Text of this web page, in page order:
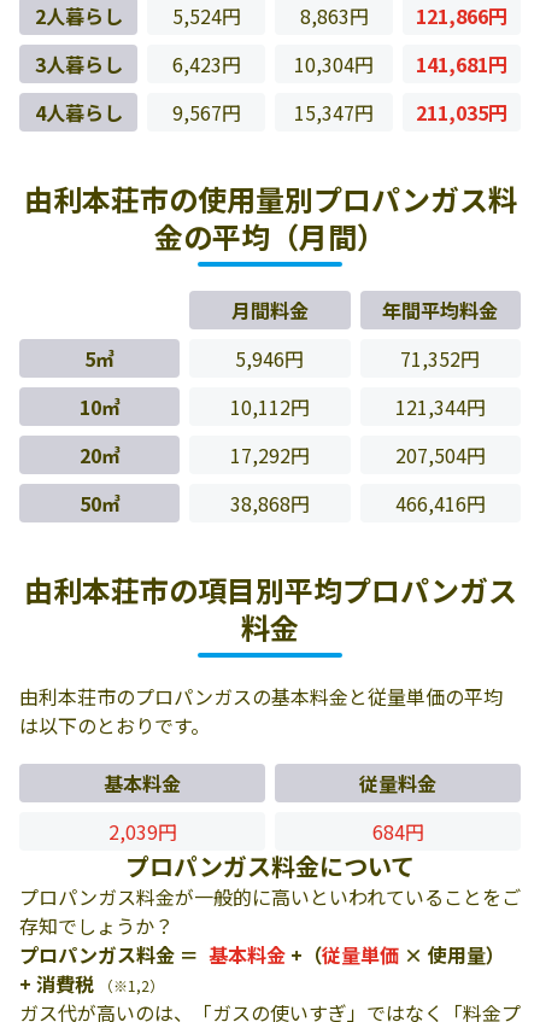
2人暮らし
5,524円 8,863円
121,866円
3人暮らし
6,423円 10,304円
141,681円
4人暮らし
9,567円 15,347円 211,035円
由利本荘市の使用量別プロパンガス料
金の平均（月間）
月間料金
年間平均料金
5㎥
5,946円
71,352円
10㎥
10,112円
121,344円
20㎥
17,292円
207,504円
50㎥
38,868円 466,416円
由利本荘市の項目別平均プロパンガス
料金
由利本荘市のプロパンガスの基本料金と従量単価の平均
は以下のとおりです。
基本料金
従量料金
2,039円
684円
プロパンガス料金について
プロパンガス料金が一般的に高いといわれていることをご
存知でしょうか？
プロパンガス料金 ＝ 基本料金 +（従量単価 × 使用量）
+ 消費税
（※1,2）
ガス代が高いのは、「ガスの使いすぎ」ではなく「料金プ